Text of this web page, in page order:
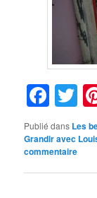
Publié dans Les
Grandir avec
commentaire